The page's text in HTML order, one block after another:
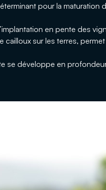
pour la maturation
en pente des
sur les terres,
se développe en